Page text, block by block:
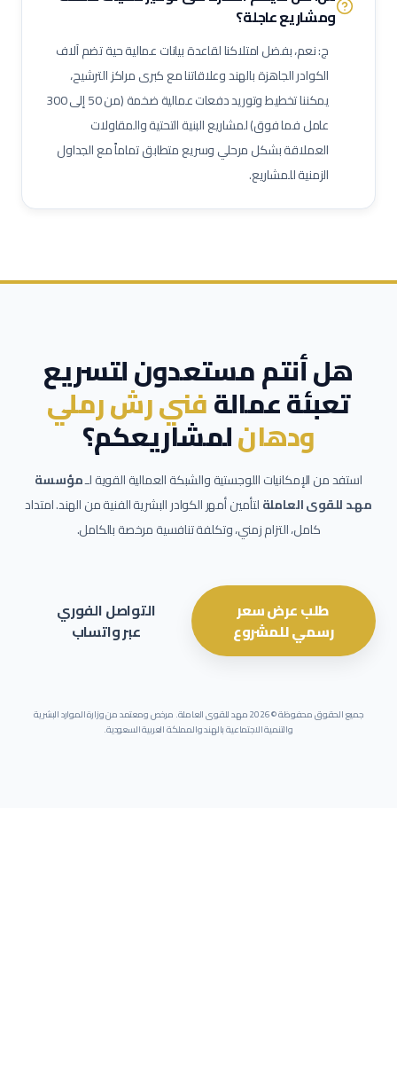
مشغل اختبارات أحمال
فني وصول بالحبال (Rope Access)
مهندس تشغيل وتدشين
كبير مهندسين بحريين
بحار مؤهل
مدير مشاريع
مهندس موقع
مسؤول سلامة وصحة مهنية
حاسب كميات
طاهي / شيف محترف
مقدم طعام / ويتر
مشرف خدمات غرف
عامل نظافة تجارية عامل تعبئة وتغليف
ومشاريع عاجلة؟
ج: نعم، بفضل امتلاكنا لقاعدة بيانات عمالية حية تضم آلاف
الكوادر الجاهزة بالهند وعلاقاتنا مع كبرى مراكز الترشيح،
يمكننا تخطيط وتوريد دفعات عمالية ضخمة (من 50 إلى 300
عامل فما فوق) لمشاريع البنية التحتية والمقاولات
العملاقة بشكل مرحلي وسريع متطابق تماماً مع الجداول
الزمنية للمشاريع.
هل أنتم مستعدون لتسريع
تعبئة عمالةفني رش رملي
ودهانلمشاريعكم؟
استفد من الإمكانيات اللوجستية والشبكة العمالية القوية لـمؤسسة
مهد للقوى العاملةلتأمين أمهر الكوادر البشرية الفنية من الهند. امتداد
كامل، التزام زمني، وتكلفة تنافسية مرخصة بالكامل.
طلب عرض سعر
رسمي للمشروع
التواصل الفوري
عبر واتساب
جميع الحقوق محفوظة ©2026مهد للقوى العاملة. مرخص ومعتمد من وزارة الموارد البشرية
والتنمية الاجتماعية بالهند والمملكة العربية السعودية.